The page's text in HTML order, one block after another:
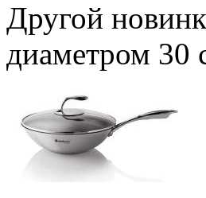
Другой
диаметром 30